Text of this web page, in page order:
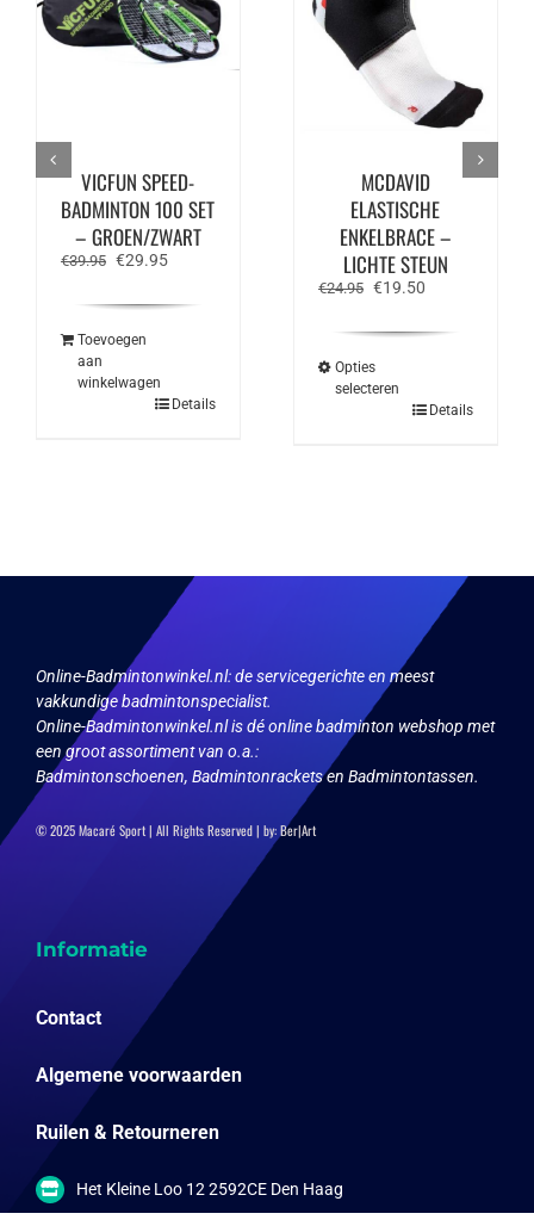
VICFUN SPEED-
BADMINTON 100 SET
– GROEN/ZWART
€39.95 Oorspronkelijke
€29.95Huidige
Toevoegen
aan
winkelwagen
Details
MCDAVID
ELASTISCHE
ENKELBRACE –
LICHTE STEUN
€24.95 Oorspronkelijke
€19.50Huidige
Opties
selecteren
Dit
worden
productpagina
Details
Online-Badmintonwinkel.nl:de servicegerichte en meest
vakkundige badmintonspecialist.
Online-Badmintonwinkel.nl is dé online badminton webshop met
een groot assortiment van o.a.:
Badmintonschoenen, Badmintonrackets en Badmintontassen.
© 2025 Macaré Sport | All Rights Reserved | by:Ber|Art
Informatie
Contact
Algemene voorwaarden
Ruilen & Retourneren
Het Kleine Loo 12 2592CE Den Haag